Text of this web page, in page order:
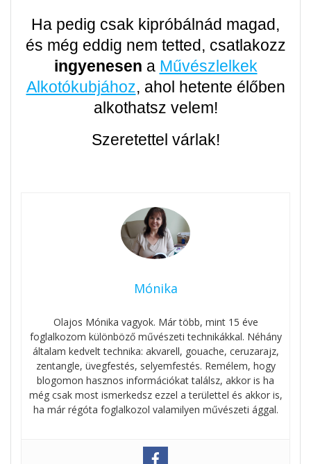
Ha pedig csak kipróbálnád magad,
és még eddig nem tetted, csatlakozz
ingyenesen a Művészlelkek
Alkotókubjához, ahol hetente élőben
alkothatsz velem!
Szeretettel várlak!
Mónika
Olajos Mónika vagyok. Már több, mint 15 éve
foglalkozom különböző művészeti technikákkal. Néhány
általam kedvelt technika: akvarell, gouache, ceruzarajz,
zentangle, üvegfestés, selyemfestés. Remélem, hogy
blogomon hasznos információkat találsz, akkor is ha
még csak most ismerkedsz ezzel a területtel és akkor is,
ha már régóta foglalkozol valamilyen művészeti ággal.